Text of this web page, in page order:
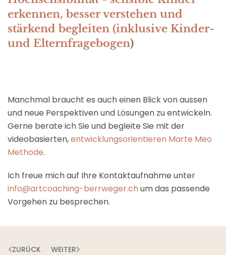
erkennen, besser verstehen und
stärkend begleiten (inklusive Kinder-
und Elternfragebogen)
Manchmal braucht es auch einen Blick von aussen
und neue Perspektiven und Lösungen zu entwickeln.
Gerne berate ich Sie und begleite Sie mit der
videobasierten,entwicklungsorientieren Marte Meo
Methode.
Ich freue mich auf Ihre Kontaktaufnahme unter
info@artcoaching-berrweger.ch um das passende
Vorgehen zu besprechen.
ZURÜCK WEITER